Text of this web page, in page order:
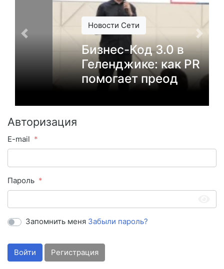
Новости Сети
Бизнес-Код 3.0 в
Геленджике: как PR
помогает преод
Авторизация
E-mail
Пароль
Запомнить меня Забыли пароль?
Войти Регистрация